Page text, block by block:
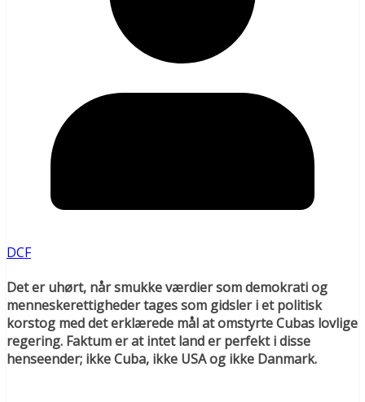
DCF
Det er uhørt, når smukke værdier som demokrati og
menneskerettigheder tages som gidsler i et politisk
korstog med det erklærede mål at omstyrte Cubas lovlige
regering. Faktum er at intet land er perfekt i disse
henseender; ikke Cuba, ikke USA og ikke Danmark.